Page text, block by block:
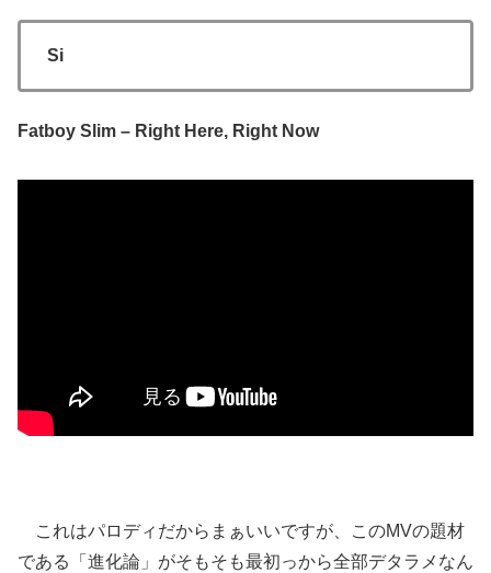
Si
Fatboy Slim – Right Here, Right Now
これはパロディだからまぁいいですが、このMVの題材
である「進化論」がそもそも最初っから全部デタラメなん